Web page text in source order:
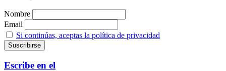
Nombre
Email
Si continúas, aceptas la política de privacidad
Escribe en el